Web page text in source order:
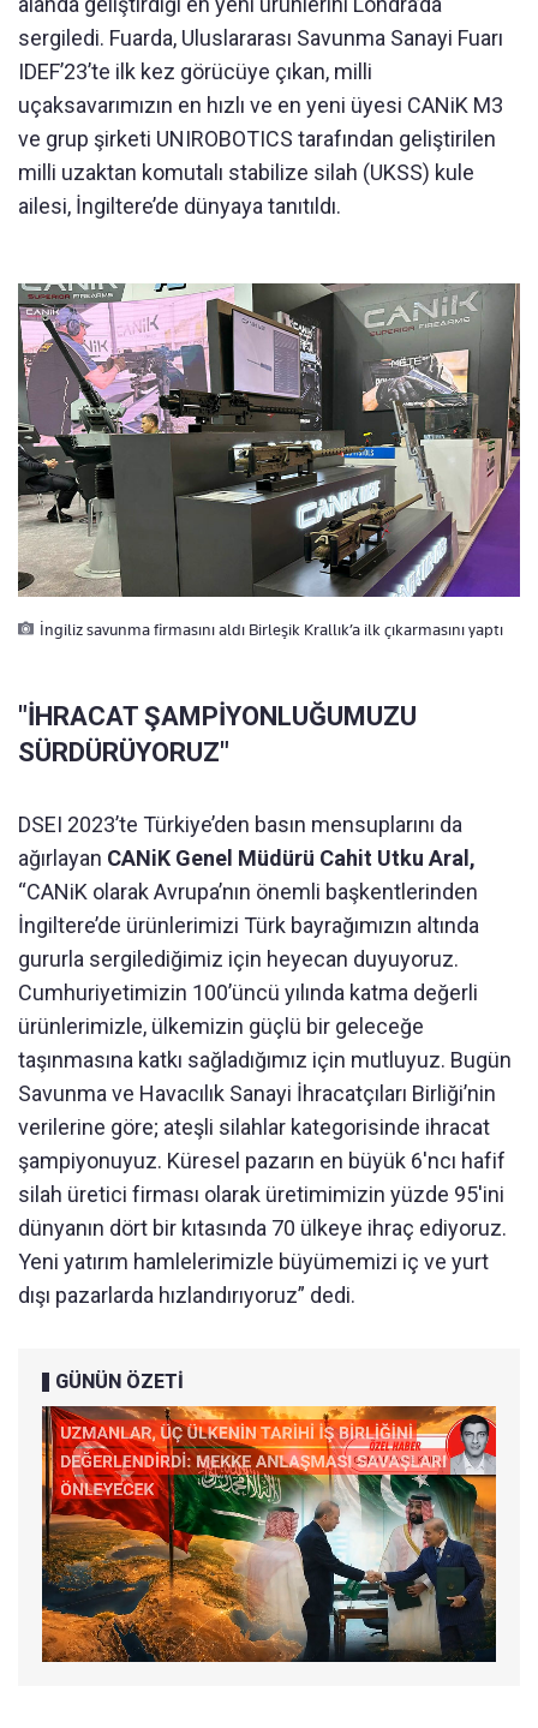
sergiledi. Fuarda, Uluslararası Savunma Sanayi Fuarı
IDEF’23’te ilk kez görücüye çıkan, milli
uçaksavarımızın en hızlı ve en yeni üyesi CANiK M3
ve grup şirketi UNIROBOTICS tarafından geliştirilen
milli uzaktan komutalı stabilize silah (UKSS) kule
ailesi, İngiltere’de dünyaya tanıtıldı.
İngiliz savunma firmasını aldı Birleşik Krallık’a ilk çıkarmasını yaptı
"İHRACAT ŞAMPİYONLUĞUMUZU
SÜRDÜRÜYORUZ"
DSEI 2023’te Türkiye’den basın mensuplarını da
ağırlayan CANiK Genel Müdürü Cahit Utku Aral,
“CANiK olarak Avrupa’nın önemli başkentlerinden
İngiltere’de ürünlerimizi Türk bayrağımızın altında
gururla sergilediğimiz için heyecan duyuyoruz.
Cumhuriyetimizin 100’üncü yılında katma değerli
ürünlerimizle, ülkemizin güçlü bir geleceğe
taşınmasına katkı sağladığımız için mutluyuz. Bugün
Savunma ve Havacılık Sanayi İhracatçıları Birliği’nin
verilerine göre; ateşli silahlar kategorisinde ihracat
şampiyonuyuz. Küresel pazarın en büyük 6'ncı hafif
silah üretici firması olarak üretimimizin yüzde 95'ini
dünyanın dört bir kıtasında 70 ülkeye ihraç ediyoruz.
Yeni yatırım hamlelerimizle büyümemizi iç ve yurt
dışı pazarlarda hızlandırıyoruz” dedi.
GÜNÜN ÖZETİ